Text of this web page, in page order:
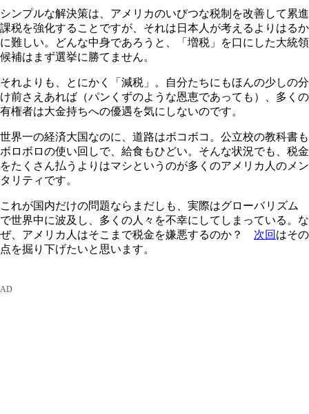
シンプルな解決策は、アメリカのいびつな税制を改善して累進
課税を強化することですが、それは日本人が考えるよりはるか
に難しい。どんな中身であろうと、「増税」を口にした大統領
候補はまず選挙に勝てません。
それよりも、とにかく「減税」。自分たちにもほんの少しの分
け前さえあれば（パンくずのような恩恵であっても）、多くの
有権者は大金持ちへの優遇を気にしないのです。
世界一の経済大国なのに、道路はボコボコ。公立校の教科書も
ボロボロの使い回しで、給食もひどい。そんな状況でも、税金
をたくさん払うよりはマシというのが多くのアメリカ人のメン
タリティです。
これが国内だけの問題ならまだしも、実際はグローバリズム
で世界中に波及し、多くの人々を不幸にしてしまっている。な
ぜ、アメリカ人はそこまで税金を嫌悪するのか？ 次回 はその
点を掘り下げたいと思います。